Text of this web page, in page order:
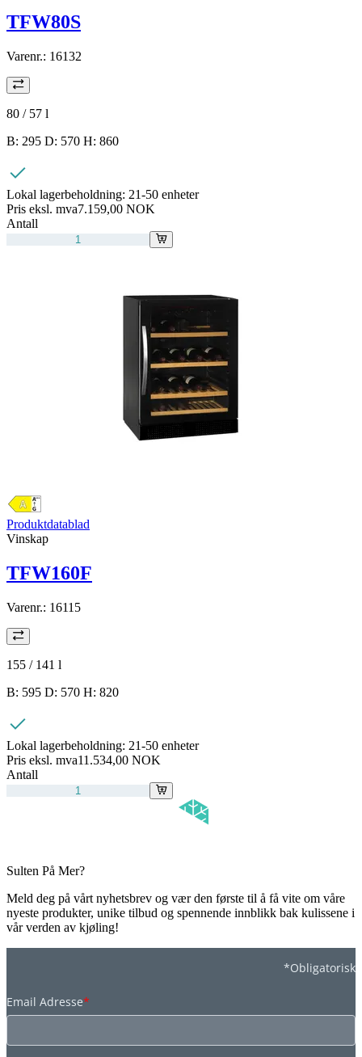
TFW80S
Varenr.: 16132
80 / 57 l
B: 295 D: 570 H: 860
Lokal lagerbeholdning: 21-50 enheter
Pris eksl. mva7.159,00 NOK
Antall
Produktdatablad
Vinskap
TFW160F
Varenr.: 16115
155 / 141 l
B: 595 D: 570 H: 820
Lokal lagerbeholdning: 21-50 enheter
Pris eksl. mva11.534,00 NOK
Antall
Sulten På Mer?
Meld deg på vårt nyhetsbrev og vær den første til å få vite om våre
nyeste produkter, unike tilbud og spennende innblikk bak kulissene i
vår verden av kjøling!
*Obligatorisk
Email Adresse*